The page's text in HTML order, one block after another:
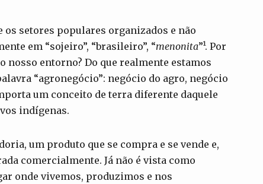
setores populares organizados e não
em “sojeiro”, “brasileiro”, “menonita”¹. Por
nosso entorno? Do que realmente estamos
“agronegócio”: negócio do agro, negócio
um conceito de terra diferente daquele
indígenas.
um produto que se compra e se vende e,
comercialmente. Já não é vista como
onde vivemos, produzimos e nos